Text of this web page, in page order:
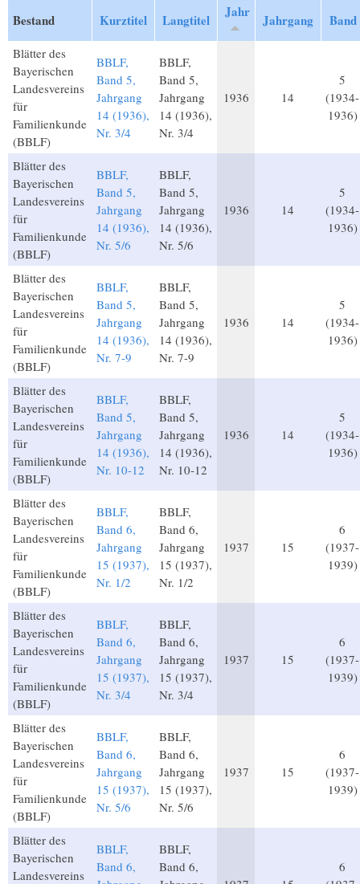
Bestand Kurztitel Langtitel Jahr Jahrgang Band
Blätter des
Bayerischen
Landesvereins
für
Familienkunde
(BBLF)
BBLF,
Band 5,
Jahrgang
14 (1936),
Nr. 3/4
BBLF,
Band 5,
Jahrgang
14 (1936),
Nr. 3/4
1936 14
5
(1934-
1936)
Blätter des
Bayerischen
Landesvereins
für
Familienkunde
(BBLF)
BBLF,
Band 5,
Jahrgang
14 (1936),
Nr. 5/6
BBLF,
Band 5,
Jahrgang
14 (1936),
Nr. 5/6
1936 14
5
(1934-
1936)
Blätter des
Bayerischen
Landesvereins
für
Familienkunde
(BBLF)
BBLF,
Band 5,
Jahrgang
14 (1936),
Nr. 7-9
BBLF,
Band 5,
Jahrgang
14 (1936),
Nr. 7-9
1936 14
5
(1934-
1936)
Blätter des
Bayerischen
Landesvereins
für
Familienkunde
(BBLF)
BBLF,
Band 5,
Jahrgang
14 (1936),
Nr. 10-12
BBLF,
Band 5,
Jahrgang
14 (1936),
Nr. 10-12
1936 14
5
(1934-
1936)
Blätter des
Bayerischen
Landesvereins
für
Familienkunde
(BBLF)
BBLF,
Band 6,
Jahrgang
15 (1937),
Nr. 1/2
BBLF,
Band 6,
Jahrgang
15 (1937),
Nr. 1/2
1937 15
6
(1937-
1939)
Blätter des
Bayerischen
Landesvereins
für
Familienkunde
(BBLF)
BBLF,
Band 6,
Jahrgang
15 (1937),
Nr. 3/4
BBLF,
Band 6,
Jahrgang
15 (1937),
Nr. 3/4
1937 15
6
(1937-
1939)
Blätter des
Bayerischen
Landesvereins
für
Familienkunde
(BBLF)
BBLF,
Band 6,
Jahrgang
15 (1937),
Nr. 5/6
BBLF,
Band 6,
Jahrgang
15 (1937),
Nr. 5/6
1937 15
6
(1937-
1939)
Blätter des
Bayerischen
Landesvereins
BBLF,
Band 6,
BBLF,
Band 6,
6